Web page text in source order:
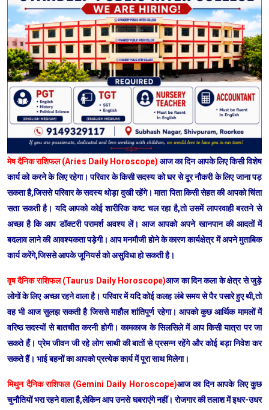
मेष दैनिक राशिफल (Aries Daily Horoscope) आज का दिन आपके लिए किसी विशेष
कार्य को करने के लिए रहेगा। परिवार के किसी सदस्य को घर से दूर नौकरी के लिए जाना पड़
सकता है,जिससे परिवार के सदस्य थोड़ा दुखी रहेंगे। माता पिता किसी सेहत की आपको चिंता
सता सकती है। यदि आपको कोई शारीरिक कष्ट चल रहा है,तो उसमें लापरवाही बरतने से
अच्छा है कि आप डॉक्टरी परामर्श अवश्य लें। आज आपको अपने खानपान की आदतों में
बदलाव लाने की आवश्यकता पड़ेगी। आप मनमौजी होने के कारण कार्यक्षेत्र में अपने मुताबिक
कार्य करेंगे,जिससे आपके जूनियर्स को असुविधा हो सकती है।
वृष दैनिक राशिफल (Taurus Daily Horoscope)आज का दिन कला के क्षेत्र से जुड़े
लोगों के लिए अच्छा रहने वाला है। परिवार में यदि कोई कलह लंबे समय से पैर पसारे हुए थी,तो
वह भी आज सुलझ सकती है जिससे माहौल शांतिपूर्ण रहेगा। आपको कुछ आर्थिक मामलों में
वरिष्ठ सदस्यों से बातचीत करनी होगी। कामकाज के सिलसिले में आप किसी यात्रा पर जा
सकते हैं। प्रेम जीवन जी रहे लोग साथी की बातों से प्रसन्न रहेंगे और कोई बड़ा निवेश कर
सकते हैं। भाई बहनों का आपको प्रत्येक कार्य में पूरा साथ मिलेगा।
मिथुन दैनिक राशिफल (Gemini Daily Horoscope)आज का दिन आपके लिए कुछ
चुनौतियों भरा रहने वाला है,लेकिन आप उनसे घबराएंगे नहीं। रोजगार की तलाश में इधर-उधर